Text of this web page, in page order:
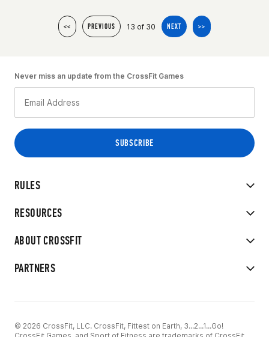
<< PREVIOUS 13 of 30 NEXT >>
RULES
RESOURCES
ABOUT CROSSFIT
PARTNERS
Never miss an update from the CrossFit Games
© 2026 CrossFit, LLC. CrossFit, Fittest on Earth, 3...2...1...Go!